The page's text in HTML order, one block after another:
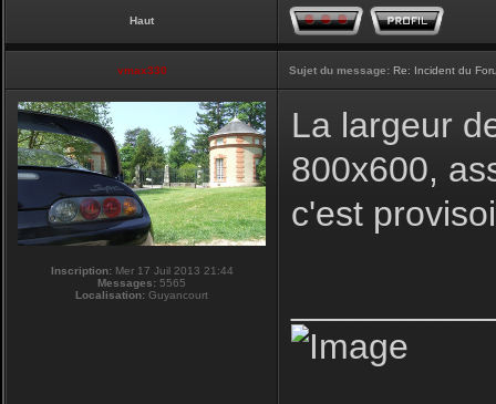
Haut
vmax330 Sujet du message: Re: Incident du
Inscription:Mer 17 Juil 2013 21:44
Messages: 5565
Localisation: Guyancourt
La largeur
800x600,
c'est